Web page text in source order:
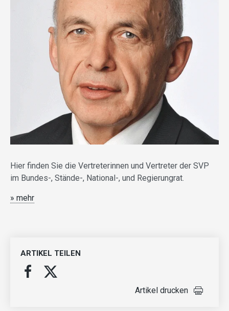
Hier finden Sie die Vertreterinnen und Vertreter der SVP
im Bundes-, Stände-, National-, und Regierungrat.
» mehr
ARTIKEL TEILEN
Artikel drucken